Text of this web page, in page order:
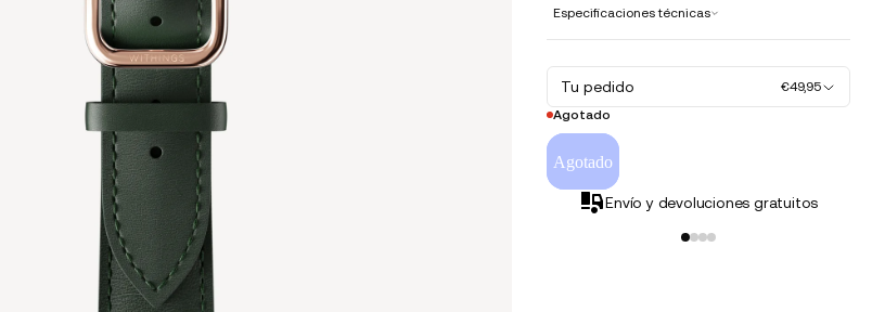
Especificaciones técnicas
Tu pedido
€49,95
Agotado
Agotado
Envío y devoluciones gratuitos